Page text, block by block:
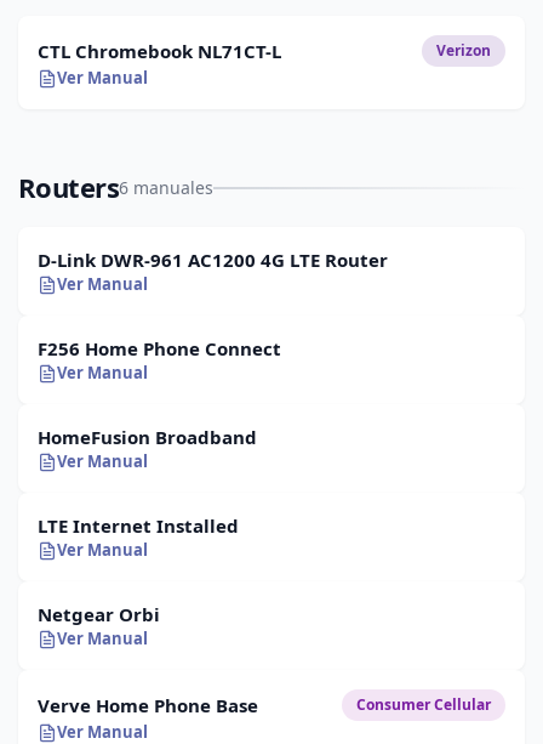
CTL Chromebook NL71CT-L Verizon
Ver Manual
Routers6 manuales
D-Link DWR-961 AC1200 4G LTE Router
Ver Manual
F256 Home Phone Connect
Ver Manual
HomeFusion Broadband
Ver Manual
LTE Internet Installed
Ver Manual
Netgear Orbi
Ver Manual
Verve Home Phone Base Consumer Cellular
Ver Manual